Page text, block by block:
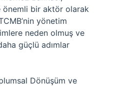
önemli bir aktör olarak
yönetim
neden olmuş ve
güçlü adımlar
Dönüşüm ve